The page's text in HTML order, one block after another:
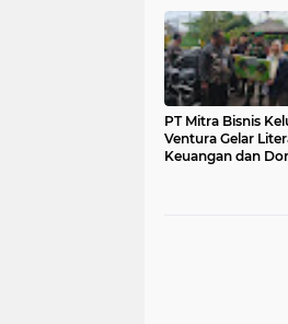
​PT Mitra Bisnis
Ventura Gelar
Keuangan dan